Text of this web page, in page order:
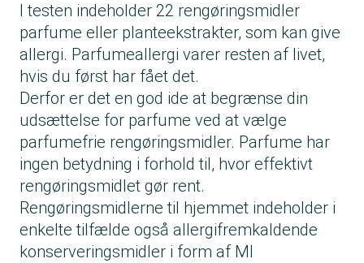
I testen indeholder 22 rengøringsmidler
parfume eller planteekstrakter, som kan give
allergi. Parfumeallergi varer resten af livet,
hvis du først har fået det.
Derfor er det en god ide at begrænse din
udsættelse for parfume ved at vælge
parfumefrie rengøringsmidler. Parfume har
ingen betydning i forhold til, hvor effektivt
rengøringsmidlet gør rent.
Rengøringsmidlerne til hjemmet indeholder i
enkelte tilfælde også allergifremkaldende
konserveringsmidler i form af MI